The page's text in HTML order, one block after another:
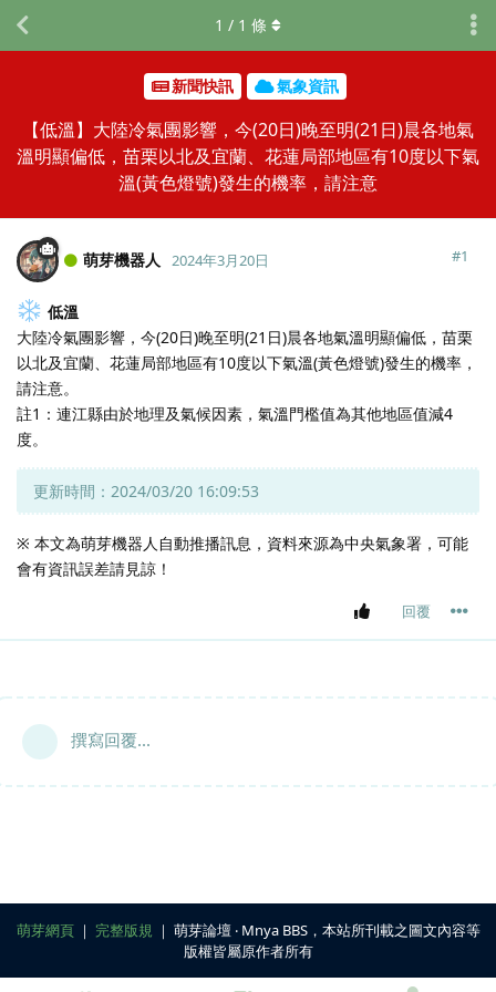
新聞快訊 氣象資訊
【低溫】大陸冷氣團影響，今(20日)晚至明(21日)晨各地氣
溫明顯偏低，苗栗以北及宜蘭、花蓮局部地區有10度以下氣
溫(黃色燈號)發生的機率，請注意
1 / 1 條
萌芽機器人 2024年3月20日 #1
低溫
大陸冷氣團影響，今(20日)晚至明(21日)晨各地氣溫明顯偏低，苗栗
以北及宜蘭、花蓮局部地區有10度以下氣溫(黃色燈號)發生的機率，
請注意。
註1：連江縣由於地理及氣候因素，氣溫門檻值為其他地區值減4
度。
更新時間：2024/03/20 16:09:53
※ 本文為萌芽機器人自動推播訊息，資料來源為中央氣象署，可能
會有資訊誤差請見諒！
回覆
撰寫回覆...
萌芽網頁｜ 完整版規 ｜ 萌芽論壇 ‧ Mnya BBS，本站所刊載之圖文內容等
版權皆屬原作者所有